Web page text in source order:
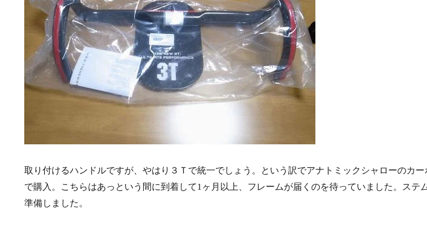
取り付けるハンドルですが、やはり３Ｔで統一でしょう。という訳でアナトミックシャローのカー
で購入。こちらはあっという間に到着して1ヶ月以上、フレームが届くのを待っていました。ステ
準備しました。